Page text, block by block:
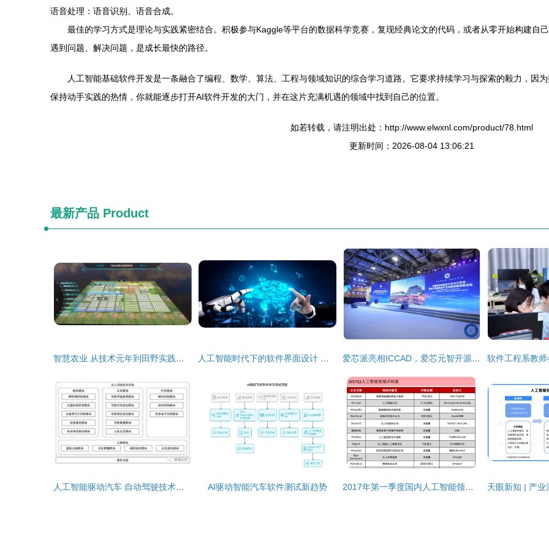
语音处理：语音识别、语音合成。
最佳的学习方式是理论与实践紧密结合。积极参与Kaggle等平台的数据科学竞赛，复现经典论文的代码，或者从零开始构建自
遇到问题、解决问题，是成长最快的路径。
人工智能基础软件开发是一条融合了编程、数学、算法、工程与领域知识的综合学习道路。它要求持续学习与探索的毅力，因
保持动手实践的热情，你就能逐步打开AI软件开发的大门，并在这片充满机遇的领域中找到自己的位置。
如若转载，请注明出处：http://www.elwxnl.com/product/78.html
更新时间：2026-08-04 13:06:21
最新产品 Product
AI驱动智能汽车软件测试新趋势